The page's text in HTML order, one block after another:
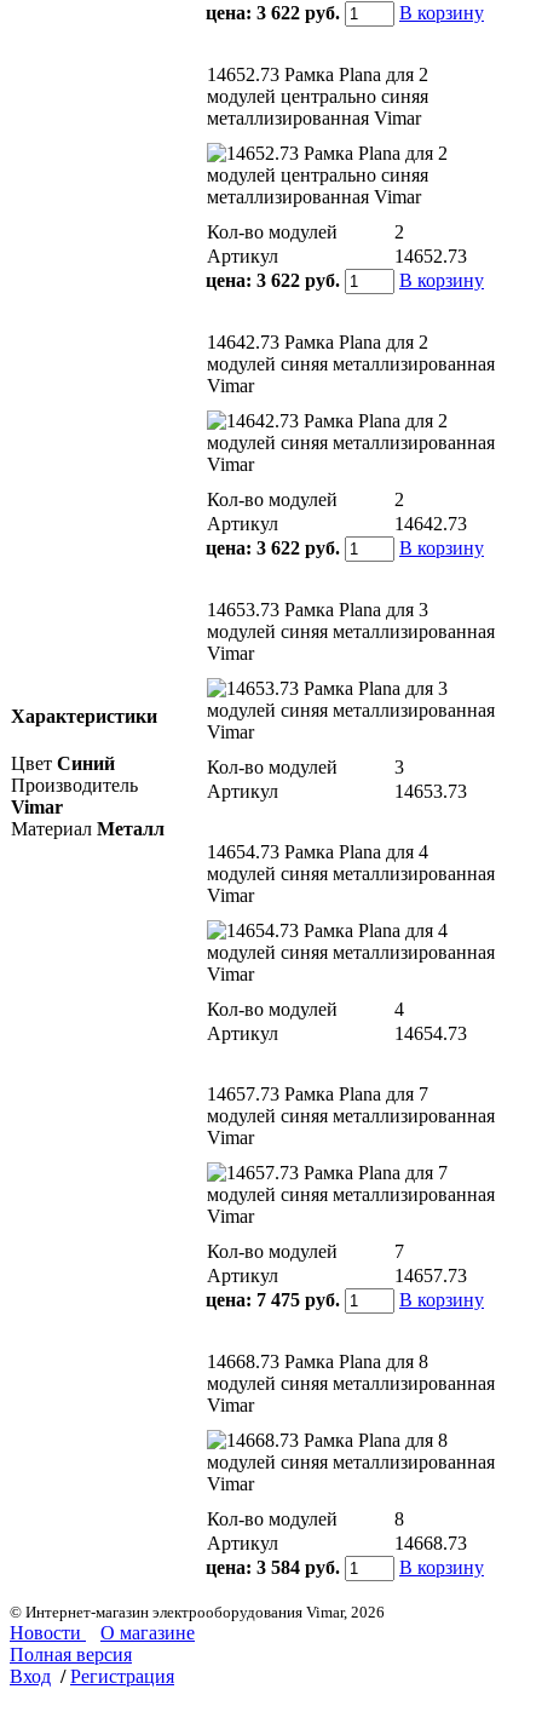
цена: 3 622 руб. В корзину
14652.73 Рамка Plana для 2
модулей центрально синяя
металлизированная Vimar
Кол-во модулей
2
Артикул
14652.73
цена: 3 622 руб. В корзину
14642.73 Рамка Plana для 2
модулей синяя металлизированная
Vimar
Кол-во модулей
2
Артикул
14642.73
цена: 3 622 руб. В корзину
14653.73 Рамка Plana для 3
модулей синяя металлизированная
Vimar
Кол-во модулей
3
Артикул
14653.73
14654.73 Рамка Plana для 4
модулей синяя металлизированная
Vimar
Кол-во модулей
4
Артикул
14654.73
14657.73 Рамка Plana для 7
модулей синяя металлизированная
Vimar
Кол-во модулей
7
Артикул
14657.73
цена: 7 475 руб. В корзину
14668.73 Рамка Plana для 8
модулей синяя металлизированная
Vimar
Кол-во модулей
8
Артикул
14668.73
цена: 3 584 руб. В корзину
Характеристики
Цвет Синий
Производитель
Vimar
Материал Металл
© Интернет-магазин электрооборудования Vimar, 2026
Новости
О магазине
Полная версия
Вход / Регистрация